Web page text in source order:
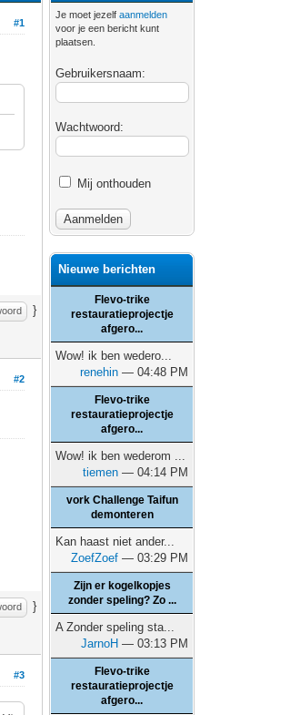
#1
}
#2
}
#3
Je moet jezelfaanmelden
voor je een bericht kunt
plaatsen.
Gebruikersnaam:
Wachtwoord:
Mij onthouden
Nieuwe berichten
Flevo-trike
restauratieprojectje
afgero...
Wow! ik ben wedero...
renehin — 04:48 PM
Flevo-trike
restauratieprojectje
afgero...
Wow! ik ben wederom ...
tiemen — 04:14 PM
vork Challenge Taifun
demonteren
Kan haast niet ander...
ZoefZoef — 03:29 PM
Zijn er kogelkopjes
zonder speling? Zo ...
A Zonder speling sta...
JarnoH — 03:13 PM
Flevo-trike
restauratieprojectje
afgero...